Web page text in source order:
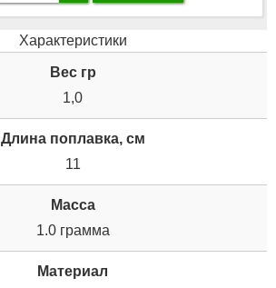
Характеристики
Вес гр
1,0
Длина поплавка, см
11
Масса
1.0 грамма
Материал